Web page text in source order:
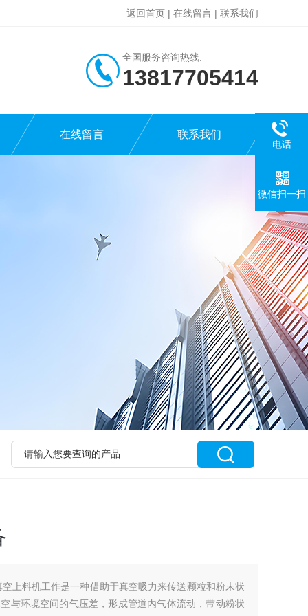
返回首页 | 在线留言 | 联系我们
全国服务咨询热线:
13817705414
在线留言 联系我们
上料机工作是一种借助于真空吸力来传送颗粒和粉末状
与环境空间的气压差，形成管道内气体流动，带动粉状
电话
微信扫一扫